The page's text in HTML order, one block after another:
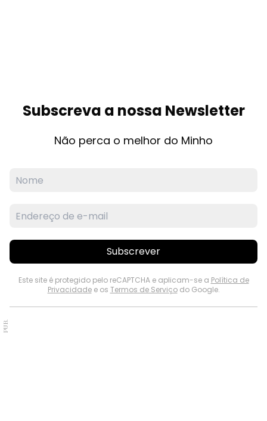
Subscreva a nossa Newsletter
Não perca o melhor do Minho
Subscrever
Este site é protegido pelo reCAPTCHA e aplicam-se a Política de
Privacidadee os Termos de Serviçodo Google.
PUB.